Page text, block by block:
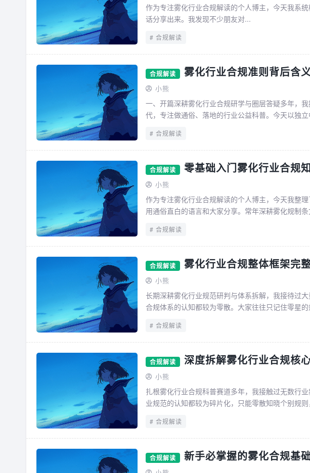
作为专注雾化行业合规解读的个人博主，今天我系
话分享出来。我发现不少朋友对...
合规解读
合规解读 雾化行业合规准则背后含
小熊
一、开篇深耕雾化行业合规研学与圈层答疑多年，
代，专注做通俗、落地的行业公益科普。今天以独
合规解读
合规解读 零基础入门雾化行业合规
小熊
作为专注雾化行业合规解读的个人博主，今天我整
用通俗直白的语言和大家分享。常年深耕雾化规制
合规解读
合规解读 雾化行业合规整体框架完
小熊
长期深耕雾化行业规范研判与体系拆解，我接待过
合规体系的认知都较为零散。大家往往只记住零星
合规解读
合规解读 深度拆解雾化行业合规核
小熊
扎根雾化行业合规科普赛道多年，我接触过无数行
业规范的认知都较为碎片化，只能零散知晓个别规
合规解读
合规解读 新手必掌握的雾化合规基